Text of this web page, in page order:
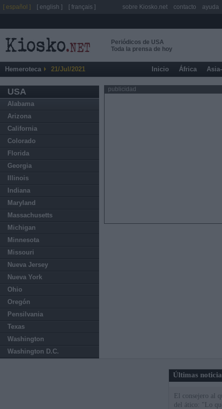
Periódicos de USA
Toda la prensa de hoy
Hemeroteca 21/Jul/2021 Inicio África
USA
Alabama
Arizona
California
Colorado
Florida
Georgia
Illinois
Indiana
Maryland
Massachusetts
Michigan
Minnesota
Missouri
Nueva Jersey
Nueva York
Ohio
Oregón
Pensilvania
Texas
Washington
Washington D.C.
publicidad
Últimas
El consejero al
del ático: "Lo
[ español ] [ english ] [ français ] sobre Kiosko.net contacto ayuda